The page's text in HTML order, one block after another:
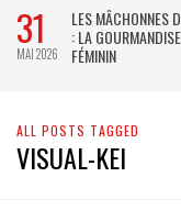
31
MAI 2026
LES MÂCHONNES
: LA
FÉMININ
ALL POSTS TAGGED
VISUAL-KEI